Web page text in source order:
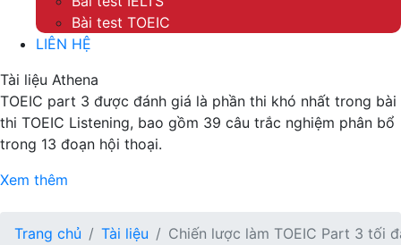
Bài test TOEIC
LIÊN HỆ
Tài liệu Athena
TOEIC part 3 được đánh giá là phần thi khó nhất trong bài
thi TOEIC Listening, bao gồm 39 câu trắc nghiệm phân bổ
trong 13 đoạn hội thoại.
Xem thêm
Trang chủ Tài liệu Chiến lược làm TOEIC Part 3 tối